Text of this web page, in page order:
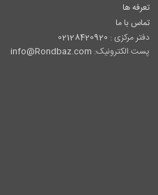
تعرفه ها
تماس با ما
دفتر مرکزی : 02128420920
پست الکترونیک: info@Rondbaz.com